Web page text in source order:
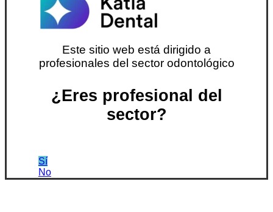
Este sitio web está dirigido a
profesionales del sector odontológico
¿Eres profesional del
sector?
Sí
No